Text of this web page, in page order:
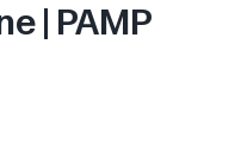
| PAMP